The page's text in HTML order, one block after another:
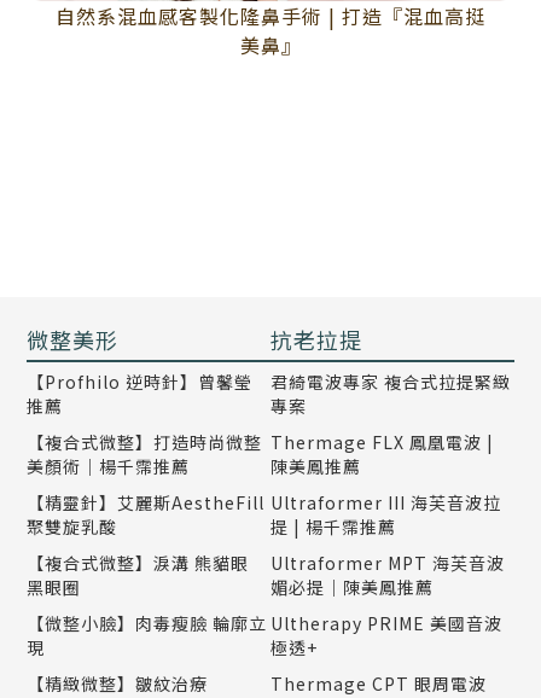
自然系混血感客製化隆鼻手術 | 打造『混血高挺
美鼻』
微整美形
【Profhilo 逆時針】曾馨瑩
推薦
【複合式微整】打造時尚微整
美顏術｜楊千霈推薦
【精靈針】艾麗斯AestheFill
聚雙旋乳酸
【複合式微整】淚溝 熊貓眼
黑眼圈
【微整小臉】肉毒瘦臉 輪廓立
現
【精緻微整】皺紋治療
抗老拉提
君綺電波專家 複合式拉提緊緻
專案
Thermage FLX 鳳凰電波 |
陳美鳳推薦
Ultraformer III 海芙音波拉
提 | 楊千霈推薦
Ultraformer MPT 海芙音波
媚必提｜陳美鳳推薦
Ultherapy PRIME 美國音波
極透+
Thermage CPT 眼周電波